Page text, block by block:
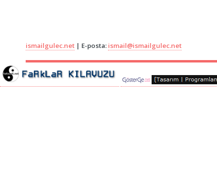
ismailgulec.net | E-posta: ismail@ismailgulec.net